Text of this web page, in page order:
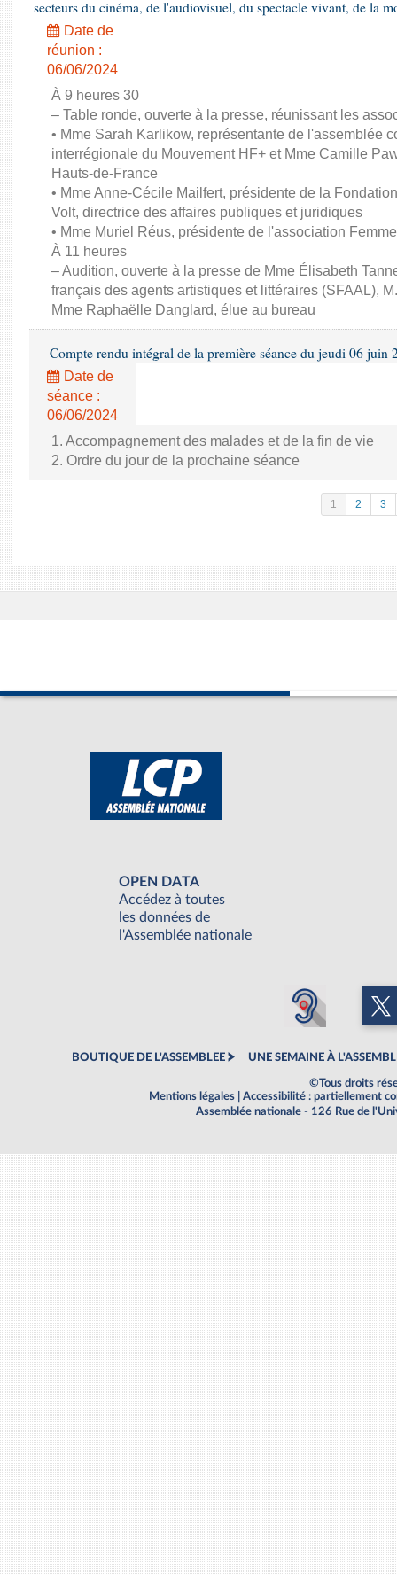
secteurs du cinéma, de l'audiovisuel, du spectacle vivant, de la
Date de
réunion :
06/06/2024
À 9 heures 30
– Table ronde, ouverte à la presse, réunissant les
• Mme Sarah Karlikow, représentante de l'assemblée
interrégionale du Mouvement HF+ et Mme Camille
Hauts-de-France
• Mme Anne-Cécile Mailfert, présidente de la
Volt, directrice des affaires publiques et juridiques
• Mme Muriel Réus, présidente de l'association
À 11 heures
– Audition, ouverte à la presse de Mme Élisabeth
français des agents artistiques et littéraires (SFAAL),
Mme Raphaëlle Danglard, élue au bureau
Compte rendu intégral de la première séance du jeudi 06 juin
Date de
séance :
06/06/2024
1. Accompagnement des malades et de la fin de vie
2. Ordre du jour de la prochaine séance
1 2 3
OPEN DATA
Accédez à toutes
les données de
l'Assemblée nationale
BOUTIQUE DE L'ASSEMBLEE UNE SEMAINE À
©Tous droits
Mentions légales
Accessibilité : partiellement
Assemblée nationale - 126 Rue de